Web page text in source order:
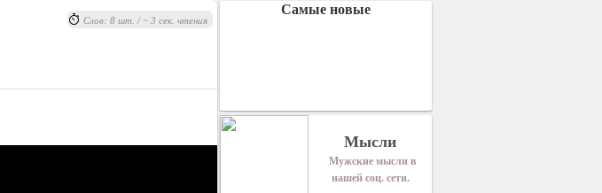
Слов: 8 шт. / ~ 3 сек. чтения
Самые новые
Мысли
Мужские мысли в
нашей соц. сети.